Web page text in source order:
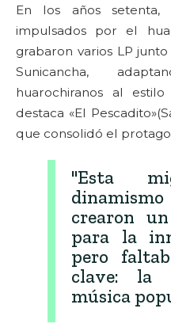
En los años setenta,
impulsados por el
grabaron varios LP
Sunicancha,
huarochiranos al
destaca «El
que consolidó el
"Esta
crearon
para la
pero
clave: la
música